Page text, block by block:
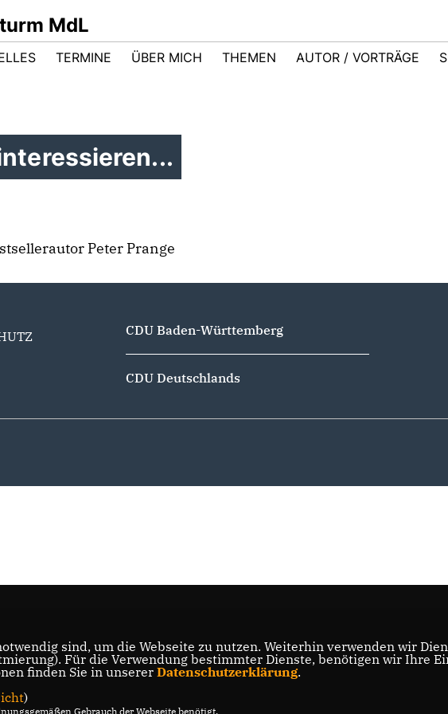
MdL
TERMINE ÜBER MICH THEMEN AUTOR / VORTRÄGE
Peter Prange
CDU Baden-Württemberg
CDU Deutschlands
sind, um die Webseite zu nutzen. Weiterhin verwenden wir
Für die Verwendung bestimmter Dienste, benötigen wir Ihre
finden Sie in unserer Datenschutzerklärung.
)
Gebrauch der Webseite benötigt.